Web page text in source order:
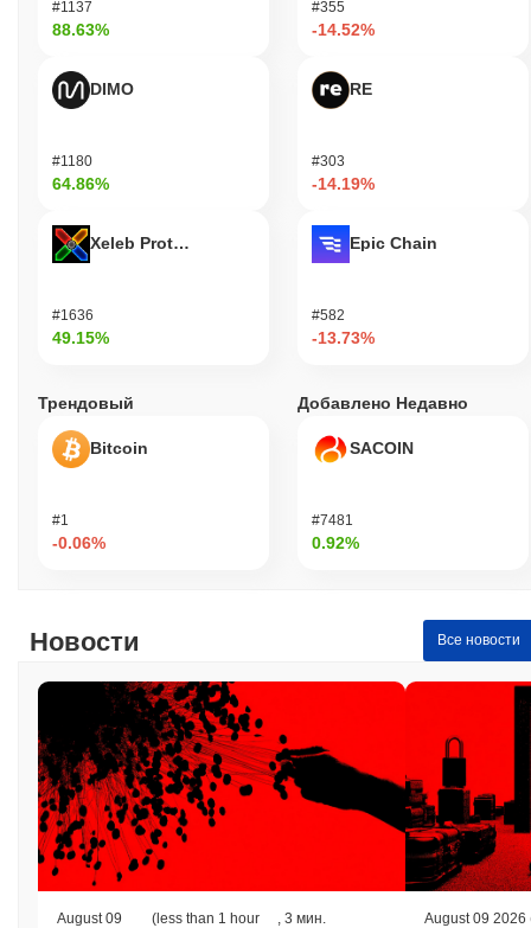
#1137
88.63%
DIMO
#1180
64.86%
Xeleb Protocol
#1636
49.15%
#355
-14.52%
RE
#303
-14.19%
Epic Chain
#582
-13.73%
Трендовый
Bitcoin
#1
-0.06%
Добавлено Недавно
SACOIN
#7481
0.92%
Новости Все новости
August 09
(less than 1 hour
,3 мин.
August 09 2026